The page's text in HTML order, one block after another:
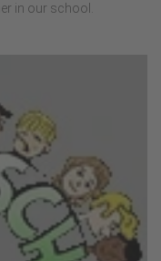
in our school.